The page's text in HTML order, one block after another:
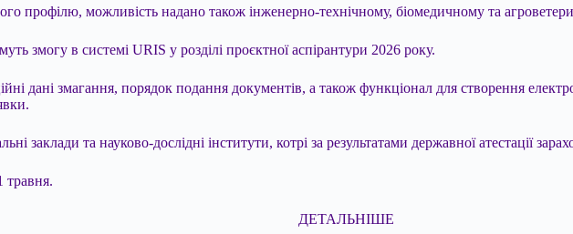
профілю, можливість надано також інженерно-технічному, біомедичному та
змогу в системі URIS у розділі проєктної аспірантури 2026 року.
дані змагання, порядок подання документів, а також функціонал для створення
заклади та науково-дослідні інститути, котрі за результатами державної атестації
травня.
ДЕТАЛЬНІШЕ